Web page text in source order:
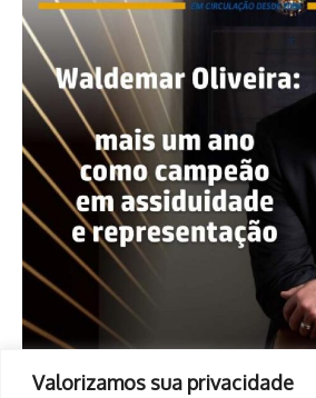
Valorizamos sua privacidade